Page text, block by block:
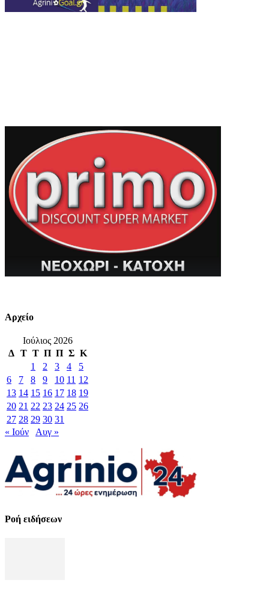
Αρχείο
Ιούλιος 2026
Δ Τ Τ Π Π Σ Κ
1
2 3 4
5
6
7 8 9 10 11 12
13 14 15 16 17 18 19
20 21 22 23 24 25 26
27 28 29 30 31
« Ιούν
Αυγ »
Ροή ειδήσεων